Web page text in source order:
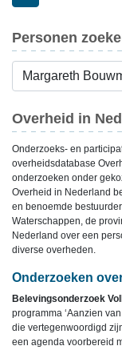
Personen
Overheid in
Onderzoeks- en
overheidsdatabase
onderzoeken onder
Overheid in Nederland
en benoemde
Waterschappen, de
Nederland over een
diverse overheden.
Onderzoeken
Belevingsonderzoek
programma ‘Aanzien
die vertegenwoordigd
een agenda voorbereid